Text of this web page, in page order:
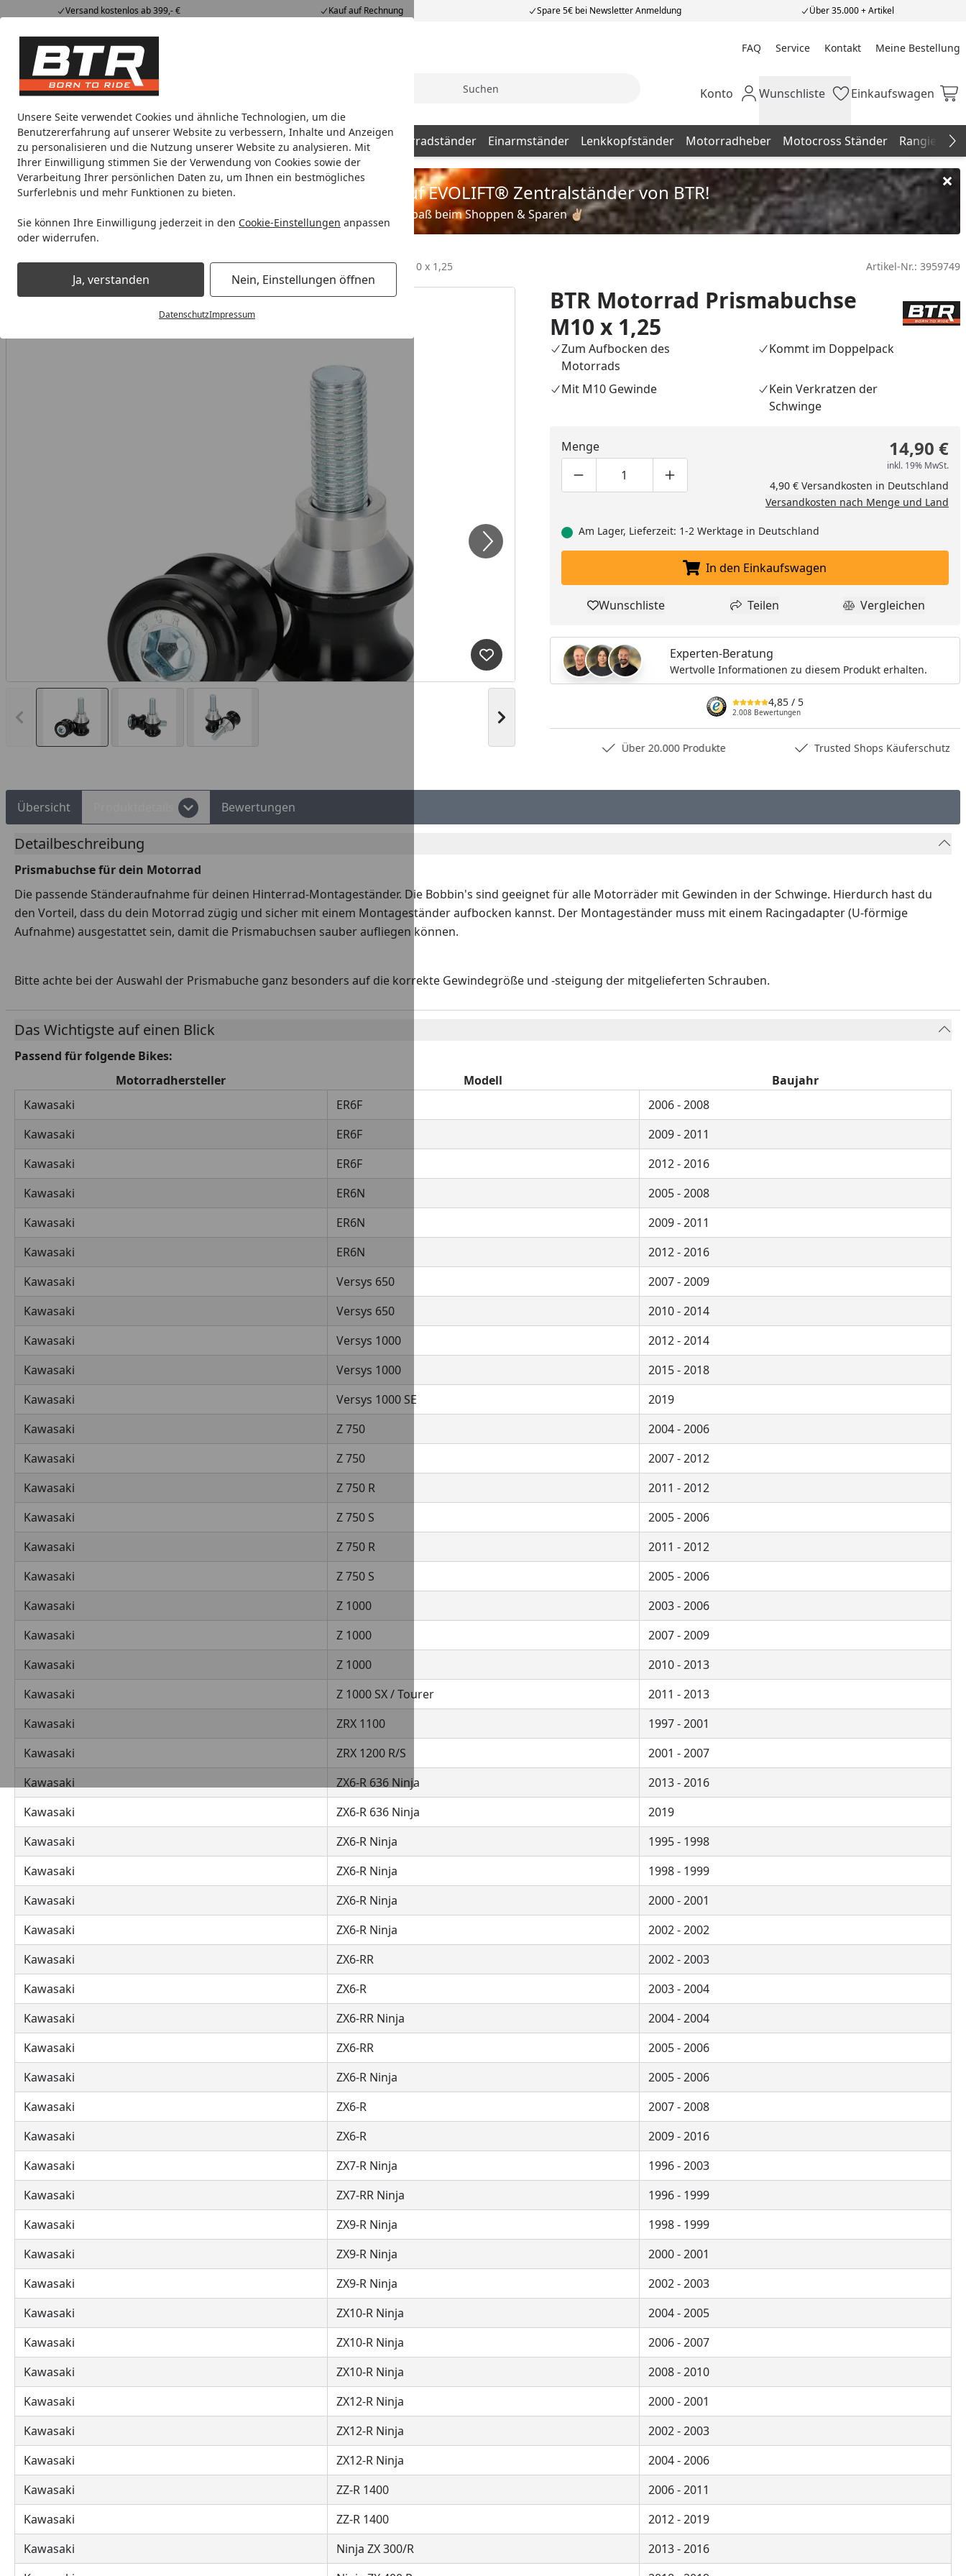
Unsere Seite verwendet Cookies und ähnliche Technologien, um die
Benutzererfahrung auf unserer Website zu verbessern, Inhalte und Anzeigen
zu personalisieren und die Nutzung unserer Website zu analysieren. Mit
Ihrer Einwilligung stimmen Sie der Verwendung von Cookies sowie der
Verarbeitung Ihrer persönlichen Daten zu, um Ihnen ein bestmögliches
Surferlebnis und mehr Funktionen zu bieten.
Sie können Ihre Einwilligung jederzeit in den Cookie-Einstellungen anpassen
oder widerrufen.
Ja, verstanden Nein, Einstellungen öffnen
DatenschutzImpressum
Versand kostenlos ab 399,- € Kauf auf Rechnung Spare 5€ bei Newsletter Anmeldung Über 35.000 + Artikel
Hotline07051 / 9 222 5959
Mi-Fr. 8-12 Uhr FAQ Service Kontakt Meine Bestellung
Meine Bestellung
Alle Produkte
Alle ProdukteMarken Mein Konto
Konto Wunschliste
Wunschliste Einkaufswagen
Einkaufswagen
Montageständer Montageständer Sets Vorderradständer Hinterradständer Einarmständer Lenkkopfständer Motorradheber Motocross Ständer Rangierhilfe
Noch 1 Tag und 1 Stunde
Spare bis zu 35% auf EVOLIFT® Zentralständer von BTR!
Viel Spaß beim Shoppen & Sparen ✌🏼
Montageständer Bobbins / Prismabuchsen BTR Motorrad Prismabuchse M10 x 1,25 Artikel-Nr.: 3959749
Vorheriges Bild anzeigen Nächstes Bild anzeigen
Produkt zur Wunschliste hinzufügen
BTR Motorrad Prismabuchse
M10 x 1,25
Zum Aufbocken des
Motorrads
Kommt im Doppelpack
Mit M10 Gewinde
Kein Verkratzen der
Schwinge
Menge
Produktmenge um eins verringern
Produktmenge manuell eingeben
Produktmenge um eins erhöhen
14,90 €
inkl. 19% MwSt.
4,90 € Versandkosten in Deutschland
Versandkosten nach Menge und Land
Am Lager, Lieferzeit: 1-2 Werktage in Deutschland
In den Einkaufswagen legen
In den Einkaufswagen
Produkt zur Wunschliste hinzufügen
Wunschliste Teilen
Teilen Produkt
Vergleichen
Experten-Beratung
Wertvolle Informationen zu diesem Produkt erhalten.
4,85 / 5
2.008 Bewertungen
Shops Käuferschutz Über 10 Zahlungsarten Persönliche Fachberatung Über 20.000 Produkte Trusted Shops Käuferschutz
Übersicht Bewertungen
Detailbeschreibung
Prismabuchse für dein Motorrad
Die passende Ständeraufnahme für deinen Hinterrad-Montageständer. Die Bobbin's sind geeignet für alle Motorräder mit Gewinden in der Schwinge. Hierdurch hast du
den Vorteil, dass du dein Motorrad zügig und sicher mit einem Montageständer aufbocken kannst. Der Montageständer muss mit einem Racingadapter (U-förmige
Aufnahme) ausgestattet sein, damit die Prismabuchsen sauber aufliegen können.
Bitte achte bei der Auswahl der Prismabuche ganz besonders auf die korrekte Gewindegröße und -steigung der mitgelieferten Schrauben.
Das Wichtigste auf einen Blick
Passend für folgende Bikes:
Motorradhersteller
Modell
Baujahr
Kawasaki
ER6F
2006 - 2008
Kawasaki
ER6F
2009 - 2011
Kawasaki
ER6F
2012 - 2016
Kawasaki
ER6N
2005 - 2008
Kawasaki
ER6N
2009 - 2011
Kawasaki
ER6N
2012 - 2016
Kawasaki
Versys 650
2007 - 2009
Kawasaki
Versys 650
2010 - 2014
Kawasaki
Versys 1000
2012 - 2014
Kawasaki
Versys 1000
2015 - 2018
Kawasaki
Versys 1000 SE
2019
Kawasaki
Z 750
2004 - 2006
Kawasaki
Z 750
2007 - 2012
Kawasaki
Z 750 R
2011 - 2012
Kawasaki
Z 750 S
2005 - 2006
Kawasaki
Z 750 R
2011 - 2012
Kawasaki
Z 750 S
2005 - 2006
Kawasaki
Z 1000
2003 - 2006
Kawasaki
Z 1000
2007 - 2009
Kawasaki
Z 1000
2010 - 2013
Kawasaki
Z 1000 SX / Tourer
2011 - 2013
Kawasaki
ZRX 1100
1997 - 2001
Kawasaki
ZRX 1200 R/S
2001 - 2007
Kawasaki
ZX6-R 636 Ninja
2013 - 2016
Kawasaki
ZX6-R 636 Ninja
2019
Kawasaki
ZX6-R Ninja
1995 - 1998
Kawasaki
ZX6-R Ninja
1998 - 1999
Kawasaki
ZX6-R Ninja
2000 - 2001
Kawasaki
ZX6-R Ninja
2002 - 2002
Kawasaki
ZX6-RR
2002 - 2003
Kawasaki
ZX6-R
2003 - 2004
Kawasaki
ZX6-RR Ninja
2004 - 2004
Kawasaki
ZX6-RR
2005 - 2006
Kawasaki
ZX6-R Ninja
2005 - 2006
Kawasaki
ZX6-R
2007 - 2008
Kawasaki
ZX6-R
2009 - 2016
Kawasaki
ZX7-R Ninja
1996 - 2003
Kawasaki
ZX7-RR Ninja
1996 - 1999
Kawasaki
ZX9-R Ninja
1998 - 1999
Kawasaki
ZX9-R Ninja
2000 - 2001
Kawasaki
ZX9-R Ninja
2002 - 2003
Kawasaki
ZX10-R Ninja
2004 - 2005
Kawasaki
ZX10-R Ninja
2006 - 2007
Kawasaki
ZX10-R Ninja
2008 - 2010
Kawasaki
ZX12-R Ninja
2000 - 2001
Kawasaki
ZX12-R Ninja
2002 - 2003
Kawasaki
ZX12-R Ninja
2004 - 2006
Kawasaki
ZZ-R 1400
2006 - 2011
Kawasaki
ZZ-R 1400
2012 - 2019
Kawasaki
Ninja ZX 300/R
2013 - 2016